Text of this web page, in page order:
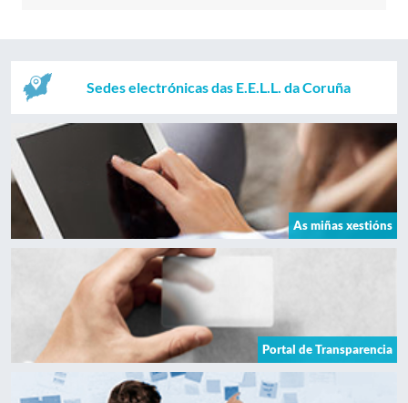
Sedes electrónicas das E.E.L.L. da Coruña
As miñas xestións
Portal de Transparencia